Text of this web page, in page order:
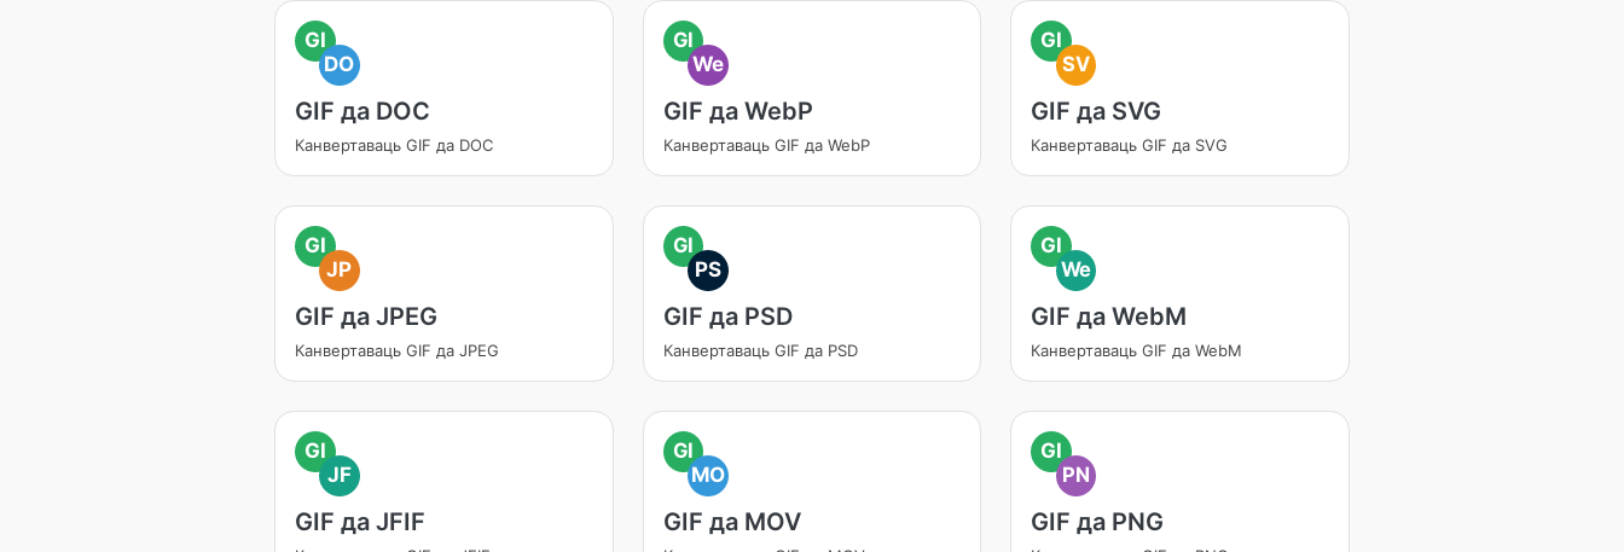
GI
DO
GIF да DOC
Канвертаваць GIF да DOC
GI
We
GIF да WebP
Канвертаваць GIF да WebP
GI
SV
GIF да SVG
Канвертаваць GIF да SVG
GI
JP
GIF да JPEG
Канвертаваць GIF да JPEG
GI
PS
GIF да PSD
Канвертаваць GIF да PSD
GI
We
GIF да WebM
Канвертаваць GIF да WebM
GI
JF
GIF да JFIF
GI
MO
GIF да MOV
GI
PN
GIF да PNG